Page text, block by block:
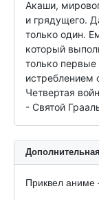
Акаши,
и грядущего.
только один.
который
только
истреблением
Четвертая
- Святой
Приквел